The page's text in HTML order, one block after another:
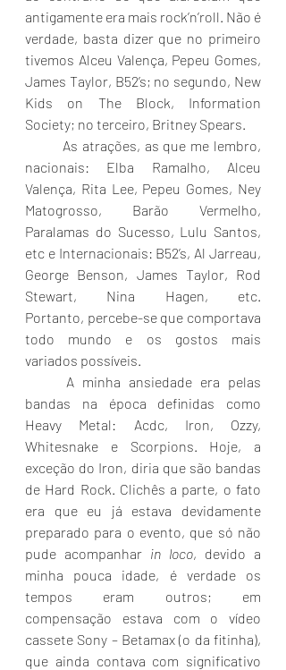
antigamente era mais rock’n’roll. Não é
verdade, basta dizer que no primeiro
tivemos Alceu Valença, Pepeu Gomes,
James Taylor, B52’s; no segundo, New
Kids on The Block, Information
Society; no terceiro, Britney Spears.
nacionais: Elba Ramalho, Alceu
Valença, Rita Lee, Pepeu Gomes, Ney
Matogrosso, Barão Vermelho,
Paralamas do Sucesso, Lulu Santos,
etc e Internacionais: B52’s, Al Jarreau,
George Benson, James Taylor, Rod
Stewart, Nina Hagen, etc.
Portanto, percebe-se que comportava
todo mundo e os gostos mais
variados possíveis.
bandas na época definidas como
Heavy Metal: Acdc, Iron, Ozzy,
Whitesnake e Scorpions. Hoje, a
exceção do Iron, diria que são bandas
de Hard Rock. Clichês a parte, o fato
era que eu já estava devidamente
preparado para o evento, que só não
pude acompanhar in loco, devido a
minha pouca idade, é verdade os
tempos eram outros; em
compensação estava com o vídeo
cassete Sony – Betamax (o da fitinha),
que ainda contava com significativo